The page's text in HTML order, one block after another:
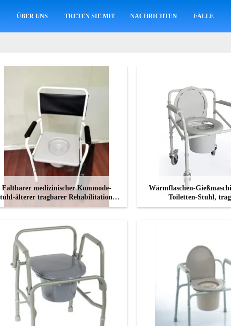
ÜBER UNS TRETEN SIE MIT UNS IN VERBINDUNG
NACHRICHTEN FÄLLE
Faltbarer medizinischer Kommode-
älterer tragbarer Rehabilitations-
Apparat
Wärmflaschen-
Toiletten-Stuhl,
Duschkommode-